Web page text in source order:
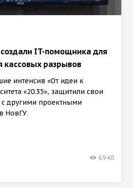
IT-помощника для
кассовых разрывов
интенсив «От идеи к
«20.35», защитили свои
с другими проектными
НовГУ.
6948